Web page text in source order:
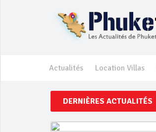
Actualités Location Villas
DERNIÈRES ACTUALITÉS